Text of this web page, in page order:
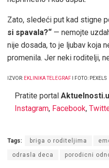
Zato, sledeći put kad stigne
si spavala?“ — nemojte
nije dosada, to je ljubav koja
promenila. Jer neki roditelji,
IZVOR: EKLINIKA TELEGRAF I FOTO: PEXELS
Pratite portal
Instagram, Facebook,
Tags: briga o roditeljima
odrasla deca porodicni